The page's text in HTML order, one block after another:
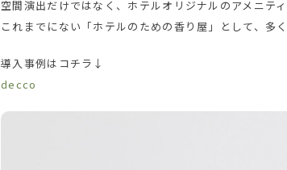
空間演出だけではなく、ホテルオリジナルのアメニテ
これまでにない「ホテルのための香り屋」として、多
導⼊事例はコチラ↓
decco